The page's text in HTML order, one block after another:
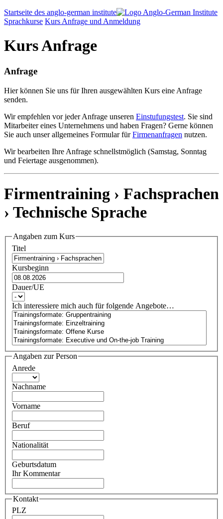
Startseite des anglo-german institute
Sprachkurse Kurs Anfrage und Anmeldung
Kurs Anfrage
Anfrage
Hier können Sie uns für Ihren ausgewählten Kurs eine Anfrage
senden.
Wir empfehlen vor jeder Anfrage unseren Einstufungstest. Sie sind
Mitarbeiter eines Unternehmens und haben Fragen? Gerne können
Sie auch unser allgemeines Formular fürFirmenanfragen nutzen.
Wir bearbeiten Ihre Anfrage schnellstmöglich (Samstag, Sonntag
und Feiertage ausgenommen).
Firmentraining › Fachsprachen
› Technische Sprache
Angaben zum Kurs
Titel
Kursbeginn
Dauer/UE
Ich interessiere mich auch für folgende Angebote…
Angaben zur Person
Anrede
Nachname
Vorname
Beruf
Nationalität
Geburtsdatum
Ihr Kommentar
Kontakt
PLZ